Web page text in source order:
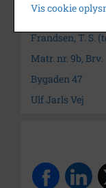
Søg videre i
Lokalarkiv
Frandsen, T. S.
Matr. nr. 9b, Brv.
Bygaden 47
Ulf Jarls Vej
Vis cookie